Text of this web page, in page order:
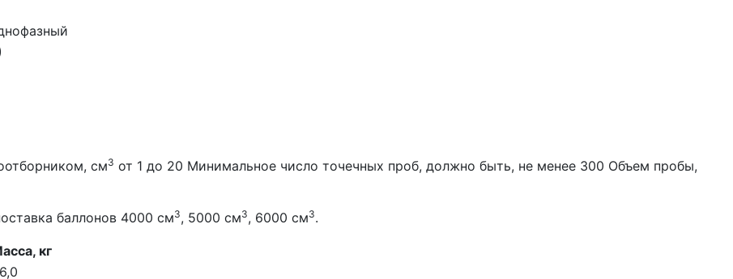
см3 от 1 до 20 Минимальное число точечных проб, должно быть, не менее 300 Объем пробы,
баллонов 4000 см3, 5000 см3, 6000 см3.
кг